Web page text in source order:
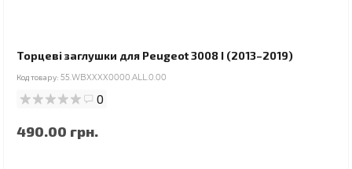
Торцеві заглушки для Peugeot 3008 I (2013–2019)
Код товару: 55.WBXXXX0000.ALL.0.00
0
490.00 грн.